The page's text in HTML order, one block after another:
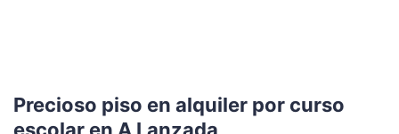
Precioso piso en alquiler por curso
escolar en A Lanzada